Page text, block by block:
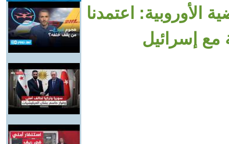
الأوروبية: اعتمدنا
مع إسرائيل